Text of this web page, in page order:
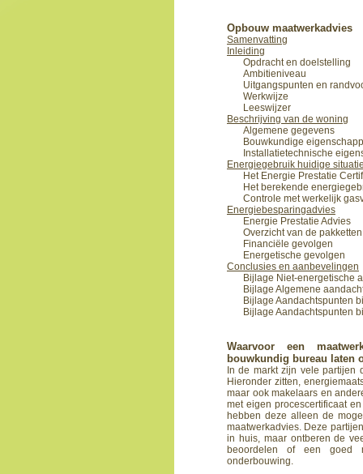
Opbouw maatwerkadvies
Samenvatting
Inleiding
Opdracht en doelstelling
Ambitieniveau
Uitgangspunten en
Werkwijze
Leeswijzer
Beschrijving van de woning
Algemene gegevens
Bouwkundige
Installatietechnische
Energiegebruik huidige
Het Energie Prestatie
Het berekende
Controle met werkelijk
Energiebesparingadvies
Energie Prestatie Advies
Overzicht van de pakketten
Financiële gevolgen
Energetische gevolgen
Conclusies en aanbevelingen
Bijlage Niet-energetische
Bijlage Algemene
Bijlage Aandachtspunten
Bijlage Aandachtspunten
Waarvoor een
bouwkundig bureau laten
In de markt zijn vele partijen
Hieronder zitten,
maar ook makelaars en
met eigen procescertificaat
hebben deze alleen de
maatwerkadvies. Deze
in huis, maar ontberen de
beoordelen of een goed
onderbouwing.